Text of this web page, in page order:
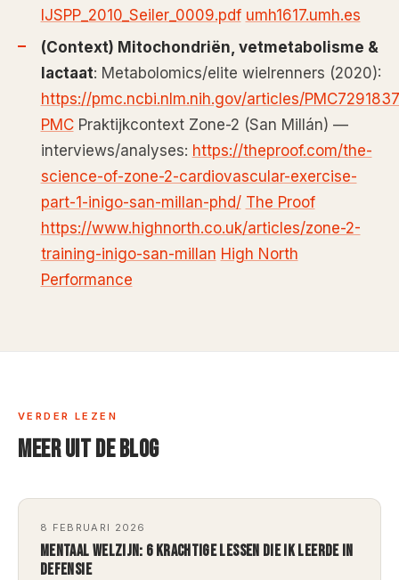
IJSPP_2010_Seiler_0009.pdf umh1617.umh.es
(Context) Mitochondriën, vetmetabolisme &
lactaat: Metabolomics/elite wielrenners (2020):
https://pmc.ncbi.nlm.nih.gov/articles/
PMCPraktijkcontext Zone-2 (San Millán) —
interviews/analyses: https://theproof.com/the-
science-of-zone-2-cardiovascular-exercise-
part-1-inigo-san-millan-phd/ The Proof
https://www.highnorth.co.uk/articles/zone-2-
training-inigo-san-millan High North
Performance
VERDER LEZEN
MEER UIT DE BLOG
8 FEBRUARI 2026
MENTAAL WELZIJN: 6 KRACHTIGE LESSEN DIE IK LEERDE IN
DEFENSIE